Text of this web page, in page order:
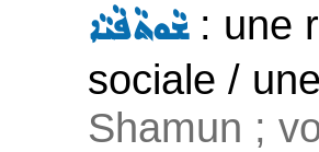
ܫܵܘܬܵܦܵܝܵܐ: une
sociale /
Shamun ;